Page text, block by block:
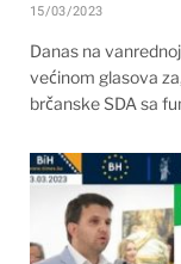
15/03/2023
Danas na
većinom glasova
brčanske SDA sa